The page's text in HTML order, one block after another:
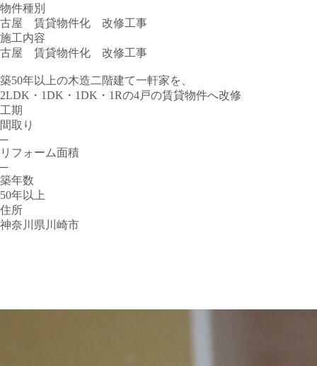
物件種別
古屋 賃貸物件化 改修工事
施工内容
古屋 賃貸物件化 改修工事
築50年以上の木造二階建て一軒家を、
2LDK・1DK・1DK・1Rの4戸の賃貸物件へ改修
工期
間取り
─
リフォーム面積
─
築年数
50年以上
住所
神奈川県川崎市